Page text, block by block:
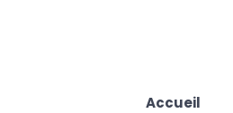
Accueil